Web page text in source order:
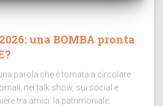
una BOMBA pronta
parola che è tornata a circolare
nei talk show, sui social e
tra amici: la patrimoniale.